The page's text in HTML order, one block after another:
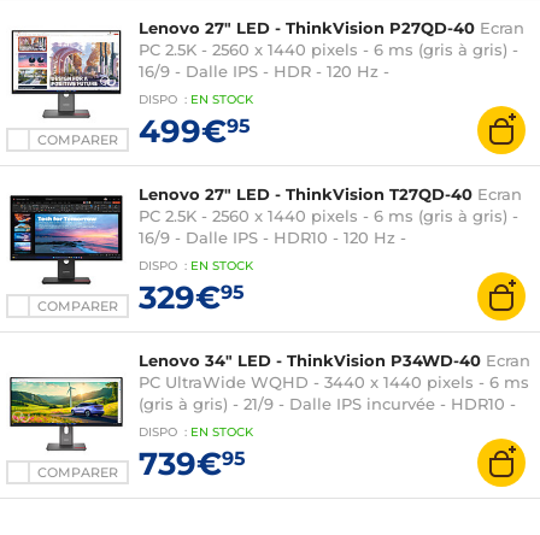
COMPARER
Lenovo 27" LED - ThinkVision P27QD-40 Ecran
PC 2.5K - 2560 x 1440 pixels - 6 ms (gris à gris) -
16/9 - Dalle IPS - HDR - 120 Hz -
DisplayPort/HDMI/USB-C - Ethernet - Pivot - Noir
DISPO : EN STOCK
499€95
COMPARER
Lenovo 27" LED - ThinkVision T27QD-40 Ecran
PC 2.5K - 2560 x 1440 pixels - 6 ms (gris à gris) -
16/9 - Dalle IPS - HDR10 - 120 Hz -
DisplayPort/HDMI/USB-C - Ethernet - Pivot - Noir
DISPO : EN STOCK
329€95
COMPARER
Lenovo 34" LED - ThinkVision P34WD-40 Ecran
PC UltraWide WQHD - 3440 x 1440 pixels - 6 ms
(gris à gris) - 21/9 - Dalle IPS incurvée - HDR10 -
120 Hz - DisplayPort/HDMI/USB-C - Ethernet -
Réglage en hauteur - Noir
DISPO : EN STOCK
739€95